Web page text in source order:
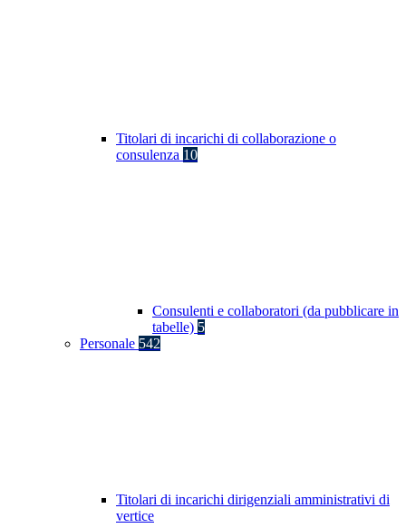
Titolari di incarichi di collaborazione o
consulenza 10
Consulenti e collaboratori (da pubblicare in
tabelle) 5
Personale 542
Titolari di incarichi dirigenziali amministrativi di
vertice